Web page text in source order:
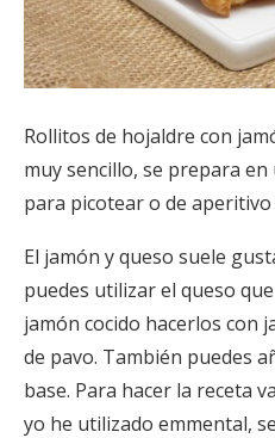
Rollitos de hojaldre con
muy sencillo, se prepara
para picotear o de
El jamón y queso suele
puedes utilizar el queso
jamón cocido hacerlos con
de pavo. También puedes
base. Para hacer la receta
yo he utilizado emmental,